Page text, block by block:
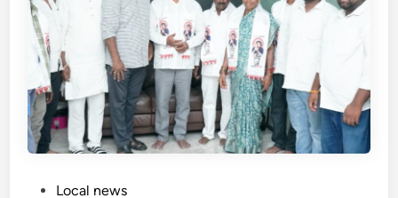
తు
కు
అం
డ
గా
ఉం
టాం
Local news